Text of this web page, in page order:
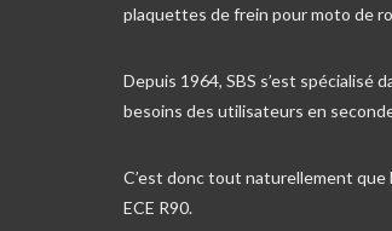
plaquettes de frein pour moto de
Depuis 1964, SBS s’est spécialisé
besoins des utilisateurs en
C’est donc tout naturellement que
ECE R90.